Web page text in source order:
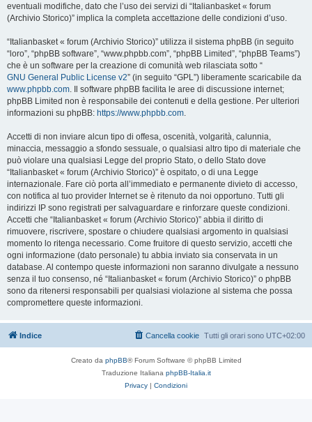
eventuali modifiche, dato che l’uso dei servizi di “Italianbasket « forum
(Archivio Storico)” implica la completa accettazione delle condizioni d’uso.
“Italianbasket « forum (Archivio Storico)” utilizza il sistema phpBB (in seguito
“loro”, “phpBB software”, “www.phpbb.com”, “phpBB Limited”, “phpBB Teams”)
che è un software per la creazione di comunità web rilasciata sotto “
GNU General Public License v2” (in seguito “GPL”) liberamente scaricabile da
www.phpbb.com. Il software phpBB facilita le aree di discussione internet;
phpBB Limited non è responsabile dei contenuti e della gestione. Per ulteriori
informazioni su phpBB: https://www.phpbb.com.
Accetti di non inviare alcun tipo di offesa, oscenità, volgarità, calunnia,
minaccia, messaggio a sfondo sessuale, o qualsiasi altro tipo di materiale che
può violare una qualsiasi Legge del proprio Stato, o dello Stato dove
“Italianbasket « forum (Archivio Storico)” è ospitato, o di una Legge
internazionale. Fare ciò porta all’immediato e permanente divieto di accesso,
con notifica al tuo provider Internet se è ritenuto da noi opportuno. Tutti gli
indirizzi IP sono registrati per salvaguardare e rinforzare queste condizioni.
Accetti che “Italianbasket « forum (Archivio Storico)” abbia il diritto di
rimuovere, riscrivere, spostare o chiudere qualsiasi argomento in qualsiasi
momento lo ritenga necessario. Come fruitore di questo servizio, accetti che
ogni informazione (dato personale) tu abbia inviato sia conservata in un
database. Al contempo queste informazioni non saranno divulgate a nessuno
senza il tuo consenso, né “Italianbasket « forum (Archivio Storico)” o phpBB
sono da ritenersi responsabili per qualsiasi violazione al sistema che possa
compromettere queste informazioni.
Indice Tutti gli orari sono UTC+02:00
Cancella cookie
Creato da phpBB® Forum Software © phpBB Limited
Traduzione Italiana phpBB-Italia.it
Privacy | Condizioni